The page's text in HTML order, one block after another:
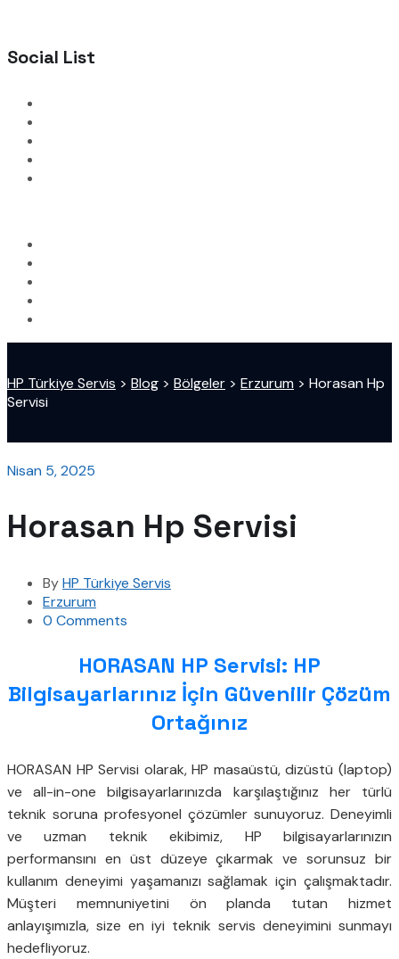
Social List
HP Türkiye Servis > Blog > Bölgeler > Erzurum > Horasan Hp
Servisi
Nisan 5, 2025
Horasan Hp Servisi
ByHP Türkiye Servis
Erzurum
0 Comments
HORASAN HP Servisi: HP
Bilgisayarlarınız İçin Güvenilir Çözüm
Ortağınız
HORASAN HP Servisi olarak, HP masaüstü, dizüstü (laptop)
ve all-in-one bilgisayarlarınızda karşılaştığınız her türlü
teknik soruna profesyonel çözümler sunuyoruz. Deneyimli
ve uzman teknik ekibimiz, HP bilgisayarlarınızın
performansını en üst düzeye çıkarmak ve sorunsuz bir
kullanım deneyimi yaşamanızı sağlamak için çalışmaktadır.
Müşteri memnuniyetini ön planda tutan hizmet
anlayışımızla, size en iyi teknik servis deneyimini sunmayı
hedefliyoruz.